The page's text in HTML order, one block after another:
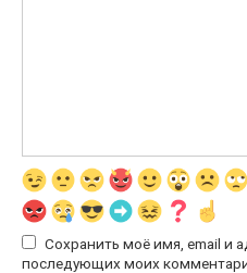
Сохранить моё имя, email и
последующих моих